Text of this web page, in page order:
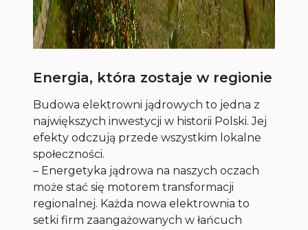
Energia, która zostaje w regionie
Budowa elektrowni jądrowych to jedna z
największych inwestycji w historii Polski. Jej
efekty odczują przede wszystkim lokalne
społeczności.
– Energetyka jądrowa na naszych oczach
może stać się motorem transformacji
regionalnej. Każda nowa elektrownia to
setki firm zaangażowanych w łańcuch